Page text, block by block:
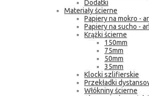
Dodatki
Materiały ścierne
Papiery na mokro -
Papiery na sucho -
Krążki ścierne
150mm
75mm
50mm
35mm
Klocki szlifierskie
Przekładki
Włókniny ścierne